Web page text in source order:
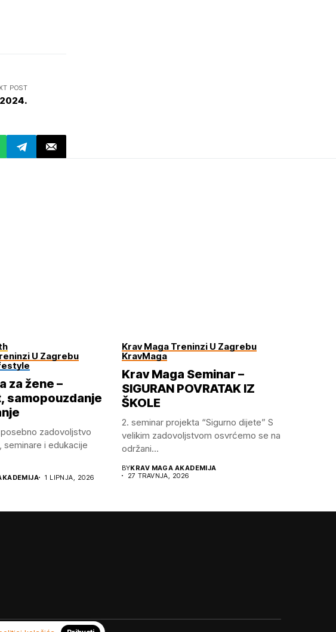
POST
U Zagrebu
za žene –
samopouzdanje
zadovoljstvo
seminare i edukacije
1 LIPNJA, 2026
Krav Maga Treninzi U Zagrebu
KravMaga
Krav Maga Seminar –
SIGURAN POVRATAK IZ
ŠKOLE
2.⁠ ⁠seminar projekta “Sigurno dijete” S
velikim zadovoljstvom osvrćemo se na
održani...
BYKRAV MAGA AKADEMIJA
27 TRAVNJA, 2026